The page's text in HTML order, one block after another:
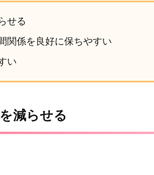
せる
関係を良好に保ちやすい
い
減らせる